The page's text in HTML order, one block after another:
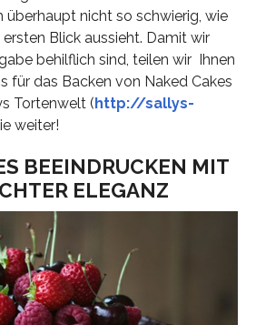
überhaupt nicht so schwierig, wie
Blick aussieht. Damit wir
behilflich sind, teilen wir Ihnen
für das Backen von Naked Cakes
Tortenwelt ( http://sallys-
weiter!
BEEINDRUCKEN MIT
ELEGANZ